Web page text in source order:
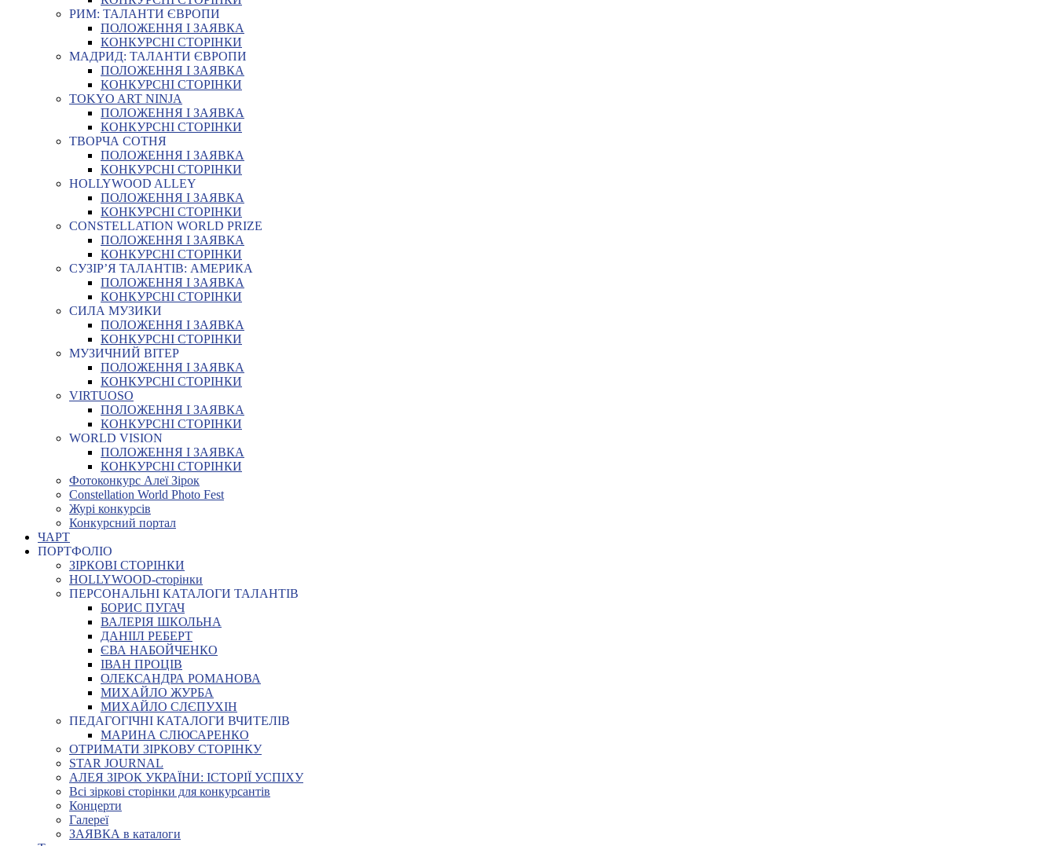
РИМ: ТАЛАНТИ ЄВРОПИ
ПОЛОЖЕННЯ І ЗАЯВКА
КОНКУРСНІ СТОРІНКИ
МАДРИД: ТАЛАНТИ ЄВРОПИ
ПОЛОЖЕННЯ І ЗАЯВКА
КОНКУРСНІ СТОРІНКИ
TOKYO ART NINJA
ПОЛОЖЕННЯ І ЗАЯВКА
КОНКУРСНІ СТОРІНКИ
ТВОРЧА СОТНЯ
ПОЛОЖЕННЯ І ЗАЯВКА
КОНКУРСНІ СТОРІНКИ
HOLLYWOOD ALLEY
ПОЛОЖЕННЯ І ЗАЯВКА
КОНКУРСНІ СТОРІНКИ
CONSTELLATION WORLD PRIZE
ПОЛОЖЕННЯ І ЗАЯВКА
КОНКУРСНІ СТОРІНКИ
СУЗІР’Я ТАЛАНТІВ: АМЕРИКА
ПОЛОЖЕННЯ І ЗАЯВКА
КОНКУРСНІ СТОРІНКИ
СИЛА МУЗИКИ
ПОЛОЖЕННЯ І ЗАЯВКА
КОНКУРСНІ СТОРІНКИ
МУЗИЧНИЙ ВІТЕР
ПОЛОЖЕННЯ І ЗАЯВКА
КОНКУРСНІ СТОРІНКИ
VIRTUOSO
ПОЛОЖЕННЯ І ЗАЯВКА
КОНКУРСНІ СТОРІНКИ
WORLD VISION
ПОЛОЖЕННЯ І ЗАЯВКА
КОНКУРСНІ СТОРІНКИ
Фотоконкурс Алеї Зірок
Constellation World Photo Fest
Журі конкурсів
Конкурсний портал
ЧАРТ
ПОРТФОЛІО
ЗІРКОВІ СТОРІНКИ
HOLLYWOOD-сторінки
ПЕРСОНАЛЬНІ КАТАЛОГИ ТАЛАНТІВ
БОРИС ПУГАЧ
ВАЛЕРІЯ ШКОЛЬНА
ДАНІІЛ РЕБЕРТ
ЄВА НАБОЙЧЕНКО
ІВАН ПРОЦІВ
ОЛЕКСАНДРА РОМАНОВА
МИХАЙЛО ЖУРБА
МИХАЙЛО СЛЄПУХІН
ПЕДАГОГІЧНІ КАТАЛОГИ ВЧИТЕЛІВ
МАРИНА СЛЮСАРЕНКО
ОТРИМАТИ ЗІРКОВУ СТОРІНКУ
STAR JOURNAL
АЛЕЯ ЗІРОК УКРАЇНИ: ІСТОРІЇ УСПІХУ
Всі зіркові сторінки для конкурсантів
Концерти
Галереї
ЗАЯВКА в каталоги